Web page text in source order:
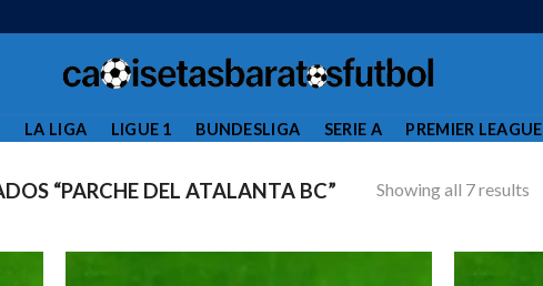
LA LIGA LIGUE 1 BUNDESLIGA SERIE A PREMIER LEAGUE
“PARCHE DEL ATALANTA BC” Showing all 7 results